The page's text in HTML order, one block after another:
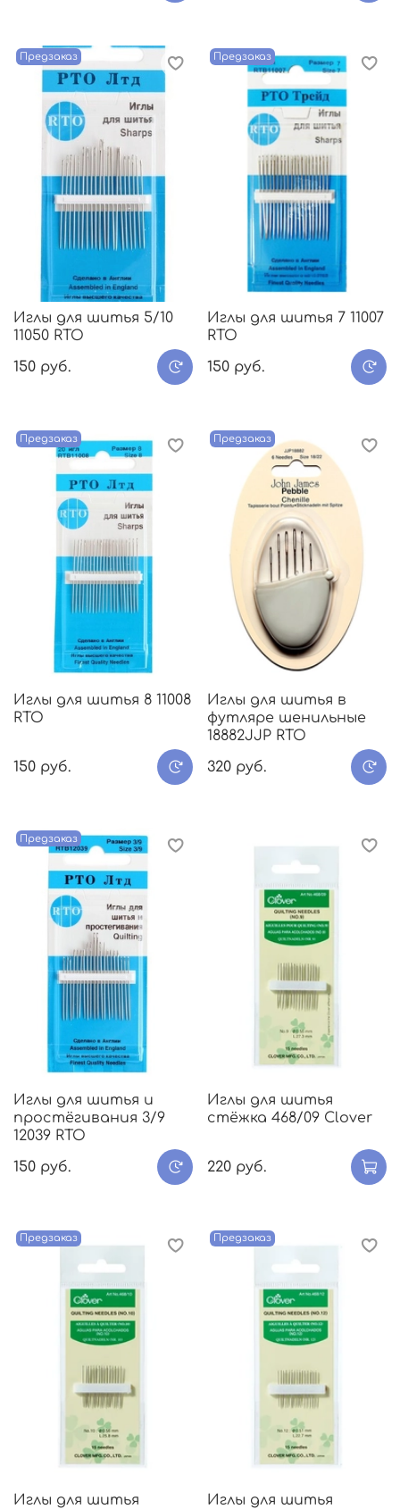
Предзаказ
Иглы для шитья 5/10
11050 RTO
150 руб.
Предзаказ
Иглы для шитья 7 11007
RTO
150 руб.
Предзаказ
Иглы для шитья 8 11008
RTO
150 руб.
Предзаказ
Иглы для шитья в
футляре шенильные
18882JJP RTO
320 руб.
Предзаказ
Иглы для шитья и
простёгивания 3/9
12039 RTO
150 руб.
Иглы для шитья
стёжка 468/09 Clover
220 руб.
Предзаказ
Иглы для шитья
Предзаказ
Иглы для шитья